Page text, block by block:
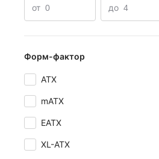
от до
Форм-фактор
ATX
mATX
EATX
XL-ATX